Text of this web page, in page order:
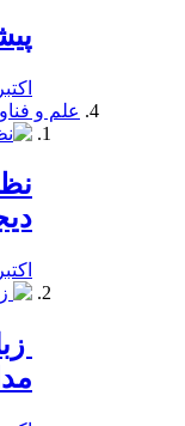
اکتبر 10, 2019
علم و
اکتبر 21, 2019